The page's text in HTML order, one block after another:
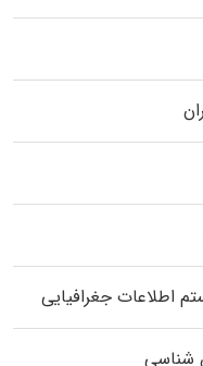
اطلاعات جغرافیایی
شناسی